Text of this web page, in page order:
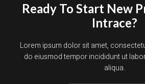
Ready To Start New
Intrace?
Lorem ipsum dolor sit amet,
do eiusmod tempor incididunt ut
aliqua.